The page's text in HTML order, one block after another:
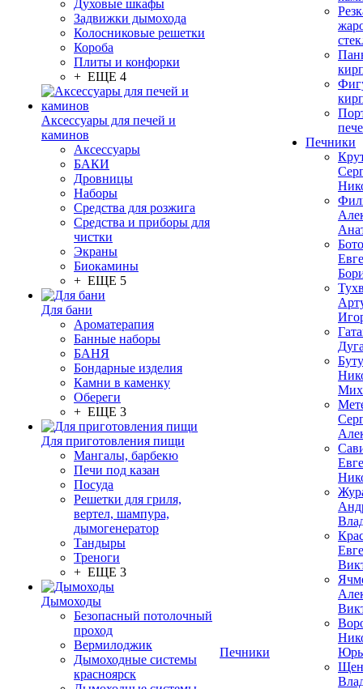
Духовые шкафы
Задвижки дымохода
Колосниковые решетки
Короба
Плиты и конфорки
+ ЕЩЕ 4
Аксессуары для печей и
каминов
Аксессуары
БАКИ
Дровницы
Наборы
Средства для розжига
Средства и приборы для
чистки
Экраны
Биокамины
+ ЕЩЕ 5
Для бани
Ароматерапия
Банные наборы
БАНЯ
Бондарные изделия
Камни в каменку
Обереги
+ ЕЩЕ 3
Для приготовления пищи
Мангалы, барбекю
Печи под казан
Посуда
Решетки для гриля,
вертел, шампура,
дымогенератор
Тандыры
Треноги
+ ЕЩЕ 3
Дымоходы
Безопасный потолочный
проход
Вермилоджик
Дымоходные системы
красноярск
Печники
Печники